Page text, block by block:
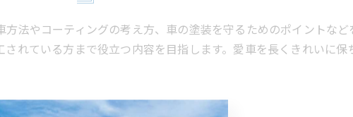
法やコーティングの考え方、車の塗装を守るためのポイントな
れている方まで役立つ内容を目指します。愛車を長くきれいに保